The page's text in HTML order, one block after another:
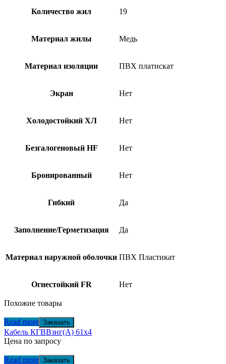
Количество жил 19
Материал жилы Медь
Материал изоляции ПВХ платискат
Экран Нет
Холодостойкий ХЛ Нет
Безгалогеновый HF Нет
Бронированный Нет
Гибкий Да
Заполнение/Герметизация Да
Материал наружной оболочки ПВХ Пластикат
Огнестойкий FR Нет
Похожие товары
Read more Заказать
Кабель КГВВзнг(А) 61х4
Цена по запросу
Read more Заказать